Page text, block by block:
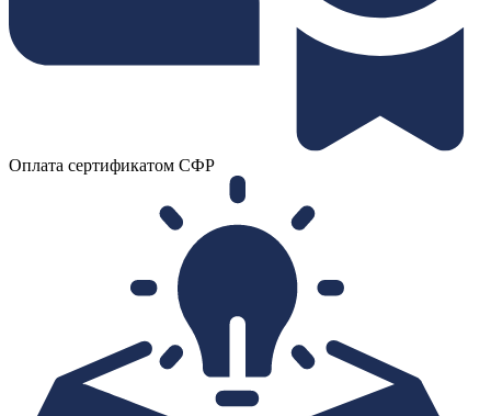
Оплата сертификатом СФР